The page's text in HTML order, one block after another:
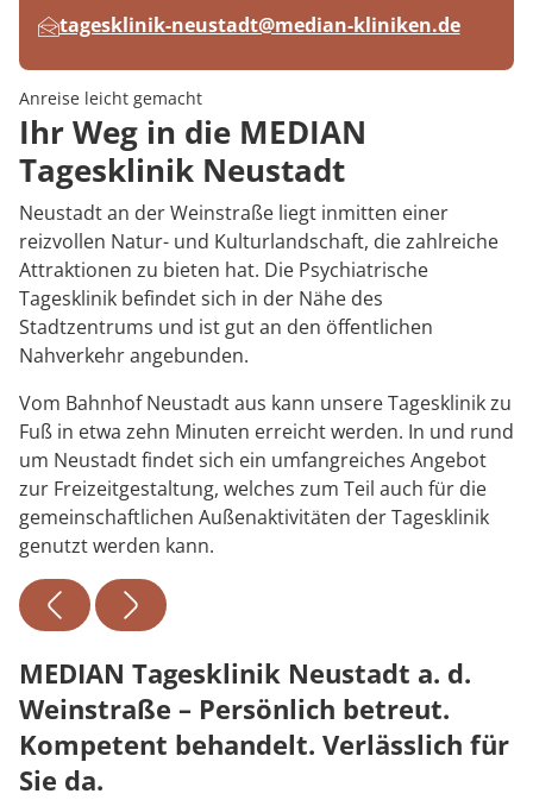
tagesklinik-neustadt@median-kliniken.de
Anreise leicht gemacht
Ihr Weg in die MEDIAN
Tagesklinik Neustadt
Neustadt an der Weinstraße liegt inmitten einer
reizvollen Natur- und Kulturlandschaft, die zahlreiche
Attraktionen zu bieten hat. Die Psychiatrische
Tagesklinik befindet sich in der Nähe des
Stadtzentrums und ist gut an den öffentlichen
Nahverkehr angebunden.
Vom Bahnhof Neustadt aus kann unsere Tagesklinik zu
Fuß in etwa zehn Minuten erreicht werden. In und rund
um Neustadt findet sich ein umfangreiches Angebot
zur Freizeitgestaltung, welches zum Teil auch für die
gemeinschaftlichen Außenaktivitäten der Tagesklinik
genutzt werden kann.
MEDIAN Tagesklinik Neustadt a. d.
Weinstraße – Persönlich betreut.
Kompetent behandelt. Verlässlich für
Sie da.